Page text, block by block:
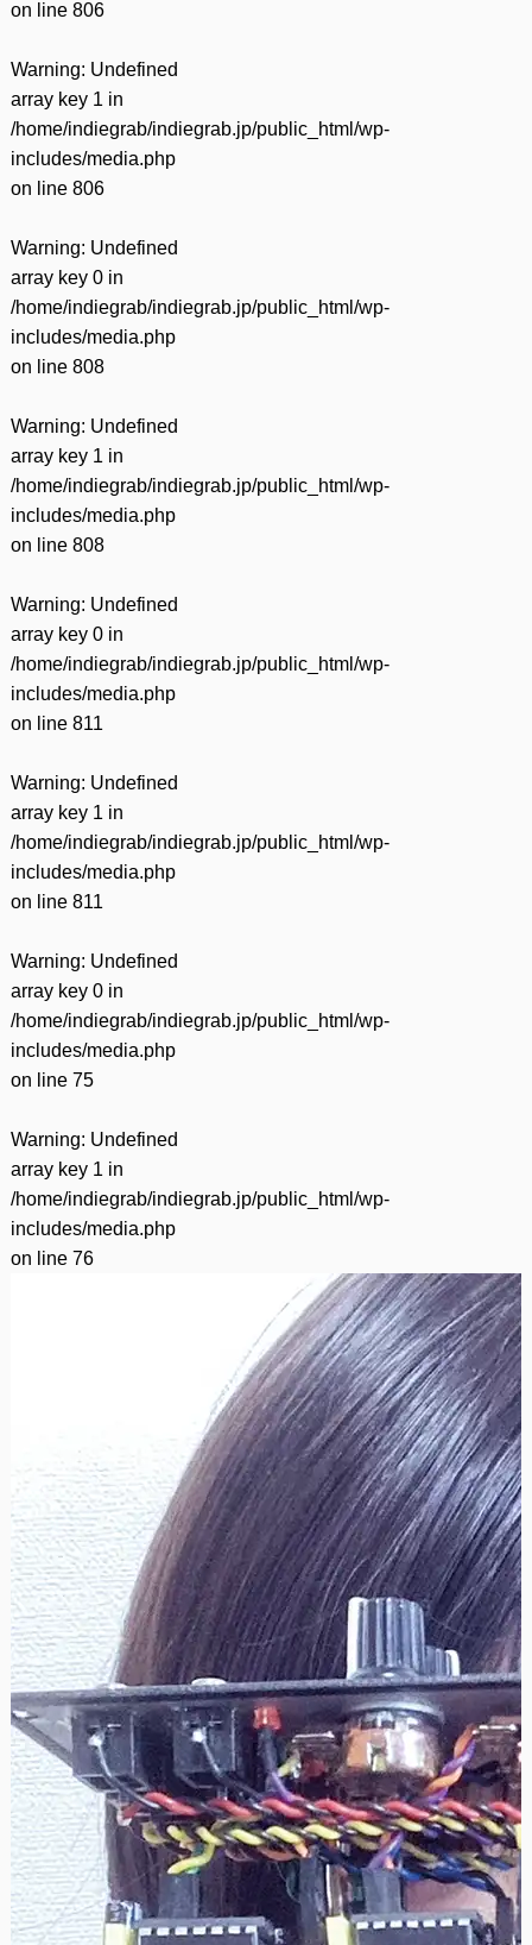
on line 806
Warning: Undefined
array key 1 in
/home/indiegrab/indiegrab.jp/public_html/wp-
includes/media.php
on line 806
Warning: Undefined
array key 0 in
/home/indiegrab/indiegrab.jp/public_html/wp-
includes/media.php
on line 808
Warning: Undefined
array key 1 in
/home/indiegrab/indiegrab.jp/public_html/wp-
includes/media.php
on line 808
Warning: Undefined
array key 0 in
/home/indiegrab/indiegrab.jp/public_html/wp-
includes/media.php
on line 811
Warning: Undefined
array key 1 in
/home/indiegrab/indiegrab.jp/public_html/wp-
includes/media.php
on line 811
Warning: Undefined
array key 0 in
/home/indiegrab/indiegrab.jp/public_html/wp-
includes/media.php
on line 75
Warning: Undefined
array key 1 in
/home/indiegrab/indiegrab.jp/public_html/wp-
includes/media.php
on line 76